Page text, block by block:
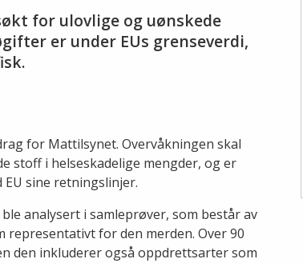
for ulovlige og uønskede
er under EUs grenseverdi,
for Mattilsynet. Overvåkningen skal
stoff i helseskadelige mengder, og er
sine retningslinjer.
analysert i samleprøver, som består av
for den merden. Over 90
den inkluderer også oppdrettsarter som